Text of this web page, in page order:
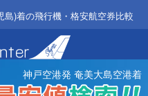
)着の飛行機・格安航空券比較
神戸空港発 奄美大島空港着